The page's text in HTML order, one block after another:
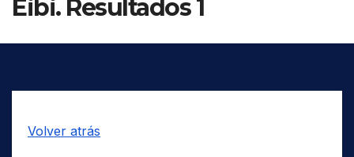
Eibi. Resultados 1
Volver atrás